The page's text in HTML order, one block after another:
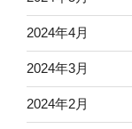
2024年4月
2024年3月
2024年2月